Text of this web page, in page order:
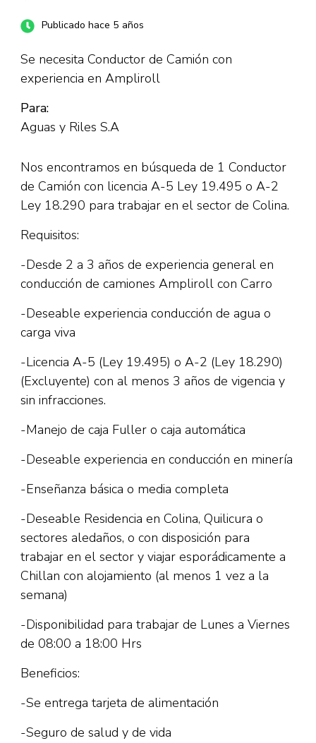
Publicado hace 5 años
Se necesita Conductor de Camión con
experiencia en Ampliroll
Para:
Aguas y Riles S.A
Nos encontramos en búsqueda de 1 Conductor
de Camión con licencia A-5 Ley 19.495 o A-2
Ley 18.290 para trabajar en el sector de Colina.
Requisitos:
-Desde 2 a 3 años de experiencia general en
conducción de camiones Ampliroll con Carro
-Deseable experiencia conducción de agua o
carga viva
-Licencia A-5 (Ley 19.495) o A-2 (Ley 18.290)
(Excluyente) con al menos 3 años de vigencia y
sin infracciones.
-Manejo de caja Fuller o caja automática
-Deseable experiencia en conducción en minería
-Enseñanza básica o media completa
-Deseable Residencia en Colina, Quilicura o
sectores aledaños, o con disposición para
trabajar en el sector y viajar esporádicamente a
Chillan con alojamiento (al menos 1 vez a la
semana)
-Disponibilidad para trabajar de Lunes a Viernes
de 08:00 a 18:00 Hrs
Beneficios:
-Se entrega tarjeta de alimentación
-Seguro de salud y de vida